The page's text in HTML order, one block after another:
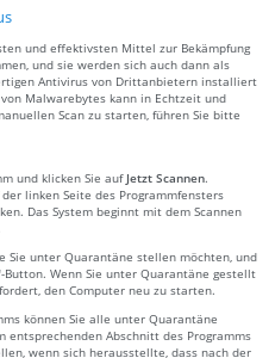
und effektivsten Mittel zur Bekämpfung
und sie werden sich auch dann als
Antivirus von Drittanbietern installiert
Malwarebytes kann in Echtzeit und
Scan zu starten, führen Sie bitte
und klicken Sie auf Jetzt Scannen.
linken Seite des Programmfensters
Das System beginnt mit dem Scannen
Sie unter Quarantäne stellen möchten, und
Wenn Sie unter Quarantäne gestellt
den Computer neu zu starten.
können Sie alle unter Quarantäne
entsprechenden Abschnitt des Programms
wenn sich herausstellte, dass nach der